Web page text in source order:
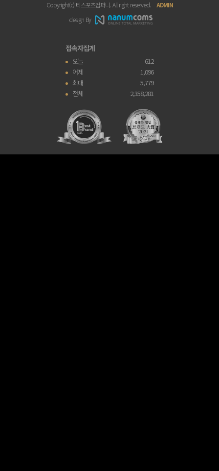
Copyright(c) 티스포츠컴퍼니. All right reserved. ADMIN
design By
접속자집계
오늘
612
어제
1,096
최대
5,779
전체
2,358,281